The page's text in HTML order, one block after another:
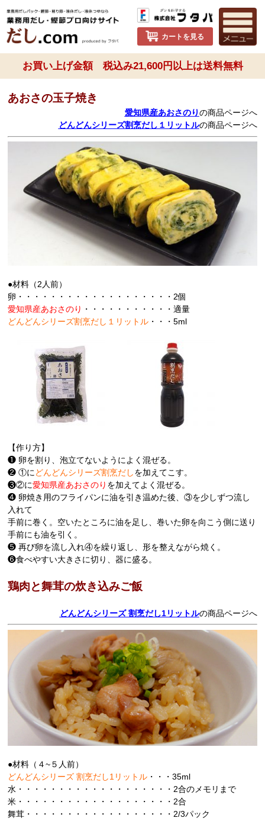
カートを見る
お買い上げ金額 税込み21,600円以上は送料無料
あおさの玉子焼き
愛知県産あおさのりの商品ページへ
どんどんシリーズ割烹だし１リットルの商品ページへ
●材料（2人前）
卵・・・・・・・・・・・・・・・・・・・2個
愛知県産あおさのり ・・・・・・・・・・・適量
どんどんシリーズ割烹だし１リットル ・・・5ml
【作り方】
❶ 卵を割り、泡立てないようによく混ぜる。
❷ ①にどんどんシリーズ割烹だしを加えてこす。
❸②に愛知県産あおさのり を加えてよく混ぜる。
❹ 卵焼き用のフライパンに油を引き温めた後、③を少しずつ流し
入れて
手前に巻く。空いたところに油を足し、巻いた卵を向こう側に送り
手前にも油を引く。
❺ 再び卵を流し入れ④を繰り返し、形を整えながら焼く。
❻食べやすい大きさに切り、器に盛る。
鶏肉と舞茸の炊き込みご飯
どんどんシリーズ 割烹だし1リットルの商品ページへ
●材料（４~５人前）
どんどんシリーズ 割烹だし1リットル ・・・35ml
水・・・・・・・・・・・・・・・・・・・2合のメモリまで
米・・・・・・・・・・・・・・・・・・・2合
舞茸・・・・・・・・・・・・・・・・・・2/3パック